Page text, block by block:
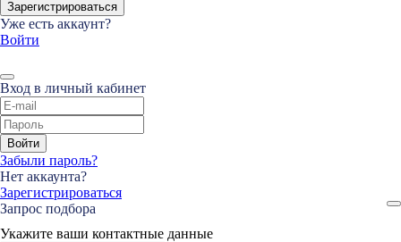
Зарегистрироваться
Уже есть аккаунт?
Войти
Вход в личный кабинет
Войти
Забыли пароль?
Нет аккаунта?
Зарегистрироваться
Запрос подбора
Укажите ваши контактные данные